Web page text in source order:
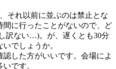
それ以前に並ぶのは禁止とな
間に行ったことがないので、ど
訳ない…)。が、遅くとも30分
でしょうか。
した方がいいです。会場によ
です。